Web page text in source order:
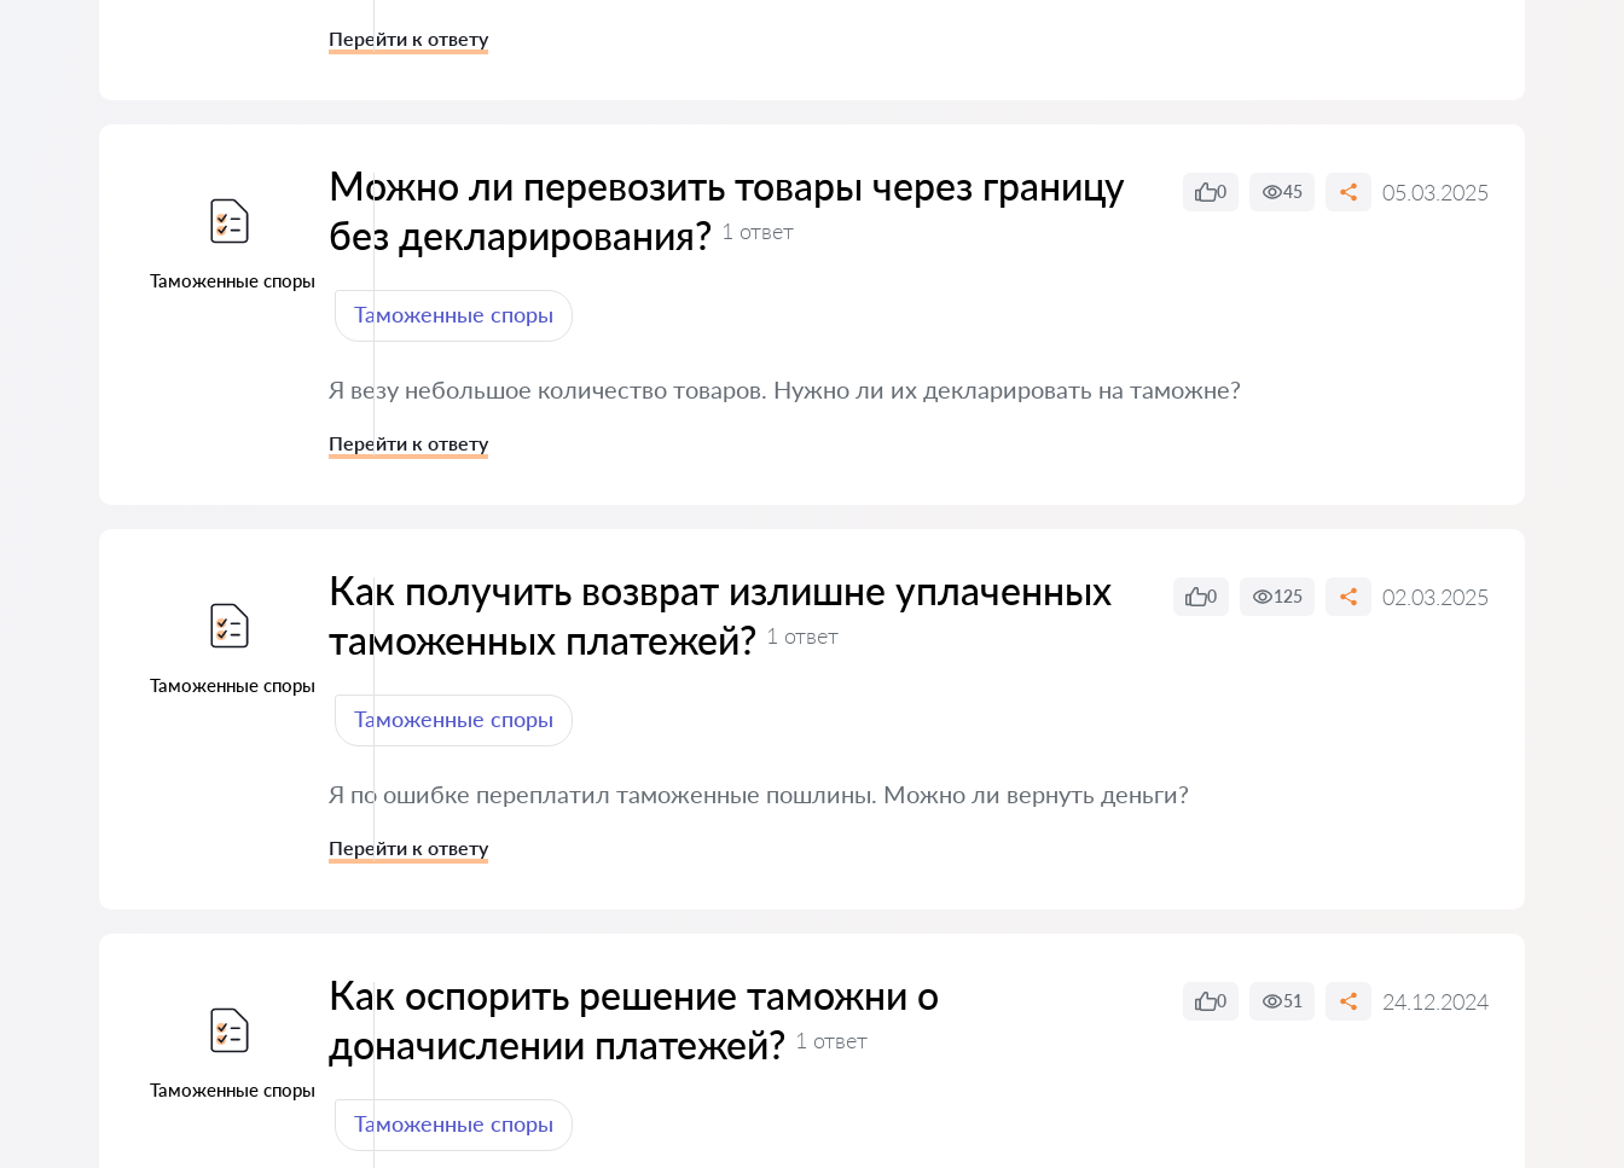
Перейти к ответу
Таможенные споры
Можно ли перевозить товары через границу
без декларирования? 1 ответ
0 45 05.03.2025
Таможенные споры
Я везу небольшое количество товаров. Нужно ли их декларировать на таможне?
Перейти к ответу
Таможенные споры
Как получить возврат излишне уплаченных
таможенных платежей? 1 ответ
0 125 02.03.2025
Таможенные споры
Я по ошибке переплатил таможенные пошлины. Можно ли вернуть деньги?
Перейти к ответу
Таможенные споры
Как оспорить решение таможни о
доначислении платежей? 1 ответ
0 51 24.12.2024
Таможенные споры